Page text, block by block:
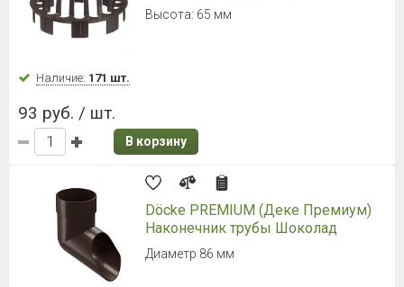
Высота: 65 мм
Наличие: 171 шт.
93 руб. / шт.
В корзину
Döcke PREMIUM (Деке Премиум)
Наконечник трубы Шоколад
Диаметр 86 мм